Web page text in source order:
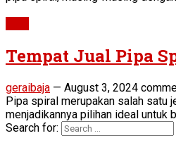
Tempat Jual Pipa
geraibaja — August 3, 2024
Pipa spiral merupakan salah satu
menjadikannya pilihan ideal untuk
Search for: